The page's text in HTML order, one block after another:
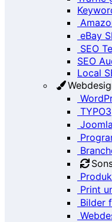
eBay
SEO
SEO
Local
TYPO3
Joomla
Print
Bilder